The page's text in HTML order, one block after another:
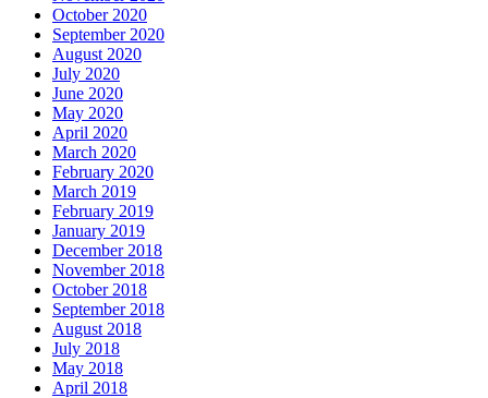
October 2020
September 2020
August 2020
July 2020
June 2020
May 2020
April 2020
March 2020
February 2020
March 2019
February 2019
January 2019
December 2018
November 2018
October 2018
September 2018
August 2018
July 2018
May 2018
April 2018